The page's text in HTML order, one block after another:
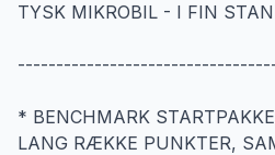
TYSK MIKROBIL - I FIN
* BENCHMARK
LANG RÆKKE PUNKTER,